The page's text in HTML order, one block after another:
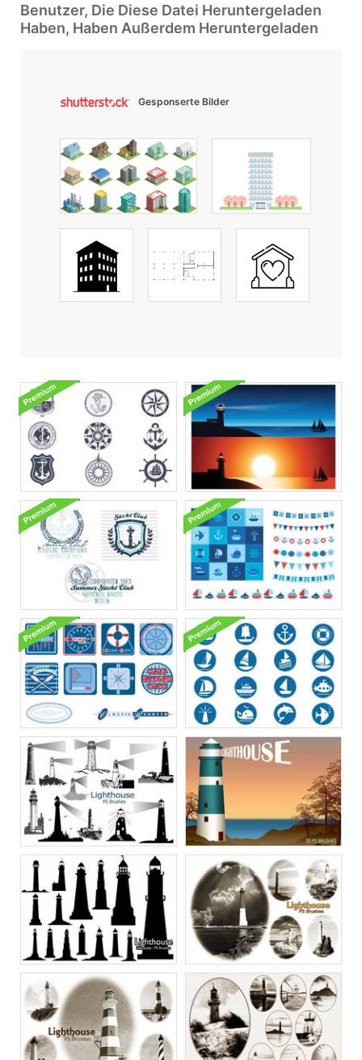
Benutzer, Die Diese Datei Heruntergeladen
Haben, Haben Außerdem Heruntergeladen
Gesponserte Bilder